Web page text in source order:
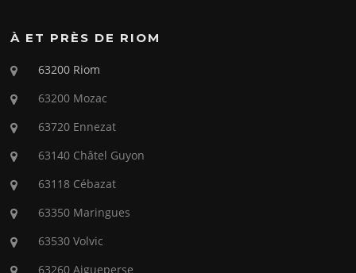
À ET PRÈS DE RIOM
63200 Riom
63200 Mozac
63720 Ennezat
63140 Châtel Guyon
63118 Cébazat
63350 Maringues
63530 Volvic
63260 Aigueperse